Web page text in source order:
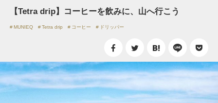
【Tetra drip】コーヒーを飲みに、山へ行こう
MUNIEQ Tetra drip コーヒー ドリッパー